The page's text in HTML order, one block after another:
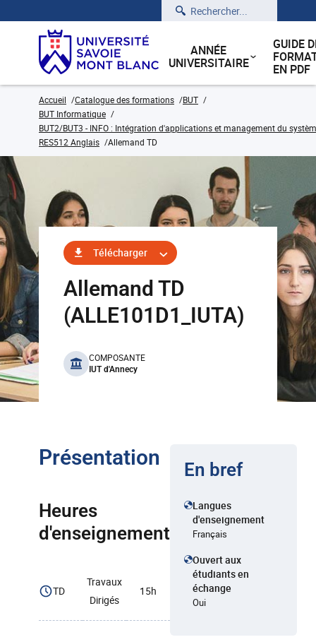
Rechercher
ANNÉE
UNIVERSITAIRE
GUIDE
EN PDF
Accueil Catalogue des formations
BUT
BUT Informatique
BUT2/BUT3 - INFO : Intégration d'applications et management du
RES512 Anglais
Allemand TD
Télécharger
Allemand TD
(ALLE101D1_IUTA)
benefits
COMPOSANTE
IUT d'Annecy
Présentation
Heures
d'enseignement
TD
Travaux
Dirigés
15h
En bref
Langues
d'enseignement
Français
Ouvert aux
étudiants en
échange
Oui